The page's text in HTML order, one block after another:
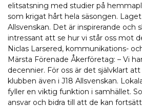
elitsatsning med studier på
som krigat hårt hela säsongen. Laget
Allsvenskan. Det är inspirerande och
intressant att se hur vi står oss mot
Niclas Larsered, kommunikations-
Märsta Förenade Åkerföretag: – Vi
decennier. För oss är det självklart
klubben även i J18 Allsvenskan.
fyller en viktig funktion i samhället.
ansvar och bidra till att de kan